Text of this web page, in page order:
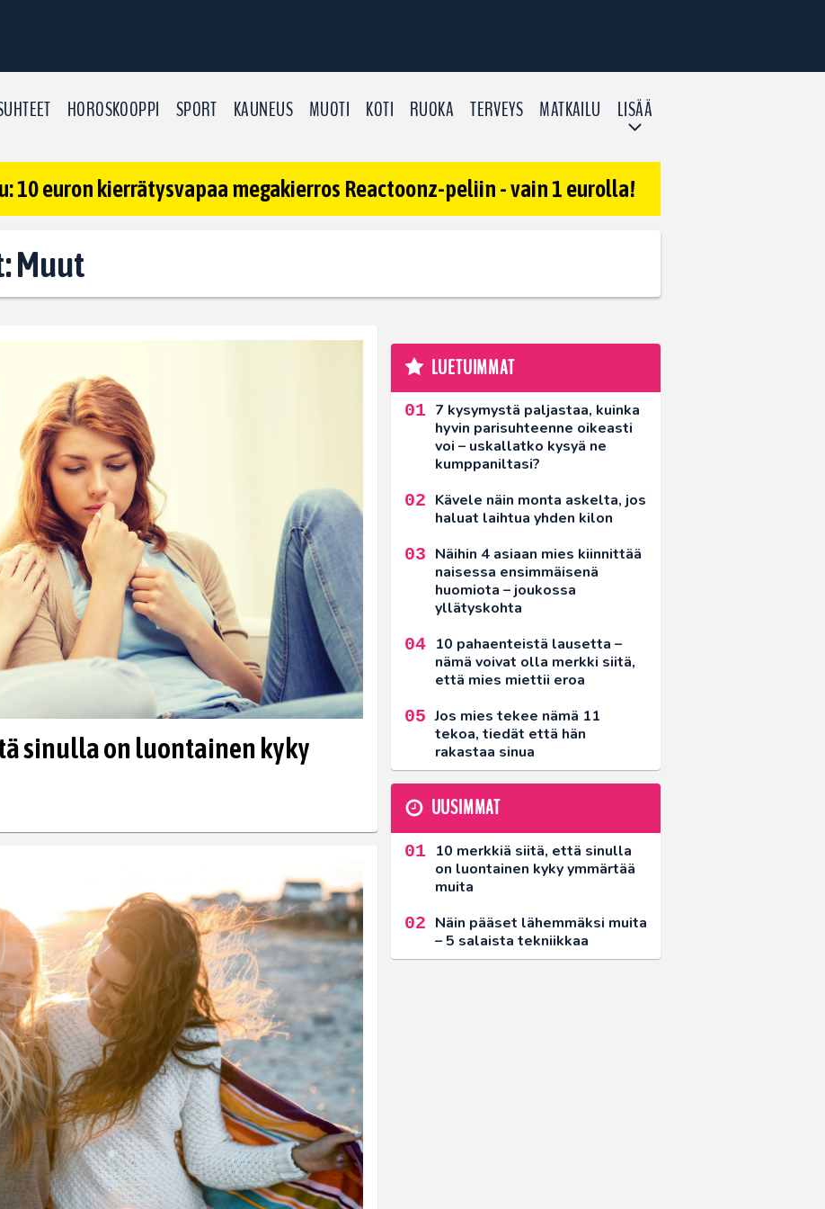
HOROSKOOPPI SPORT KAUNEUS MUOTI KOTI RUOKA TERVEYS MATKAILU LISÄÄ
10 euron kierrätysvapaa megakierros Reactoonz-peliin - vain 1 eurolla!
Muut
sinulla on luontainen kyky
LUETUIMMAT
7 kysymystä paljastaa, kuinka
hyvin parisuhteenne oikeasti
voi – uskallatko kysyä ne
kumppaniltasi?
Kävele näin monta askelta, jos
haluat laihtua yhden kilon
Näihin 4 asiaan mies kiinnittää
naisessa ensimmäisenä
huomiota – joukossa
yllätyskohta
10 pahaenteistä lausetta –
nämä voivat olla merkki siitä,
että mies miettii eroa
Jos mies tekee nämä 11
tekoa, tiedät että hän
rakastaa sinua
UUSIMMAT
10 merkkiä siitä, että sinulla
on luontainen kyky ymmärtää
muita
Näin pääset lähemmäksi muita
– 5 salaista tekniikkaa